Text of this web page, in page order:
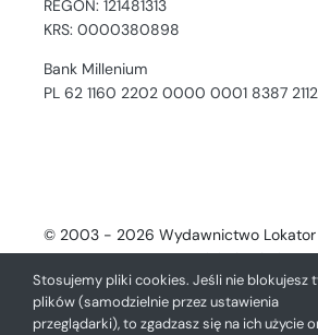
REGON: 121481313
KRS: 0000380898
Bank Millenium
PL 62 1160 2202 0000 0001 8387 2112
© 2003 - 2026 Wydawnictwo Lokator
- Digital Solutions
Stosujemy pliki cookies. Jeśli nie blokujesz
plików (samodzielnie przez ustawienia
przeglądarki), to zgadzasz się na ich użycie